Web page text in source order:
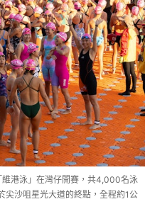
港泳」在灣仔開賽，共4,000名泳
尖沙咀星光大道的終點，全程約1公